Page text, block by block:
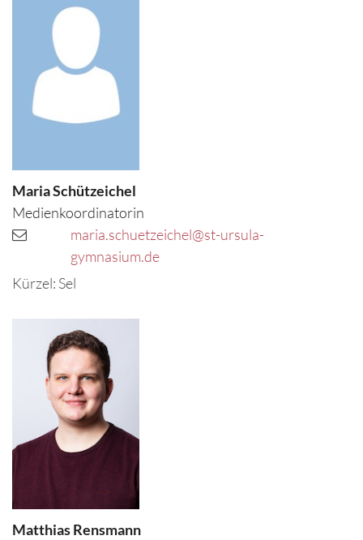
MariaSchützeichel
Medienkoordinatorin
maria.schuetzeichel@st-ursula-
gymnasium.de
Kürzel: Sel
MatthiasRensmann